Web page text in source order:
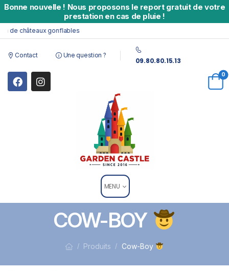
Bonne nouvelle ! Nous proposons le report gratuit de votre
prestation en cas de pluie !
de châteaux gonflables
Contact Une question ?
09.80.80.15.13
0
MENU
COW-BOY
/ Produits / Cow-Boy